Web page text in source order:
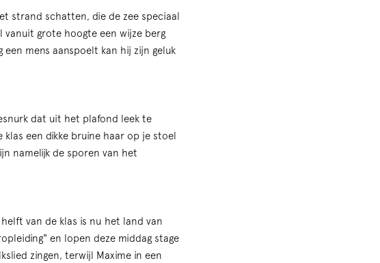
strand schatten, die de zee speciaal
grote hoogte een wijze berg
mens aanspoelt kan hij zijn geluk
dat uit het plafond leek te
klas een dikke bruine haar op je stoel
namelijk de sporen van het
van de klas is nu het land van
en lopen deze middag stage
zingen, terwijl Maxime in een